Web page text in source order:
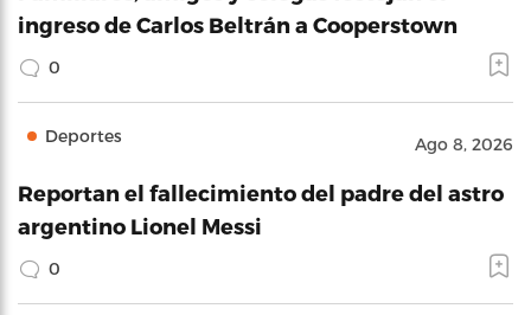
ingreso de Carlos Beltrán a Cooperstown
0
Deportes Ago 8, 2026
Reportan el fallecimiento del padre del astro
argentino Lionel Messi
0